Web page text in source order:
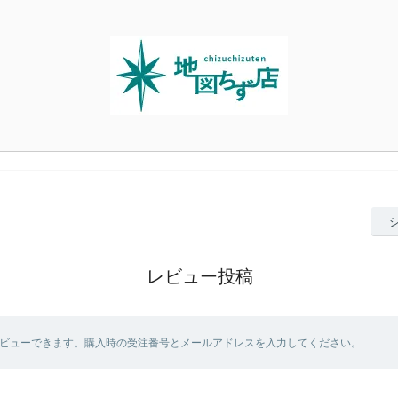
レビュー投稿
ューできます。購入時の受注番号とメールアドレスを入力してください。